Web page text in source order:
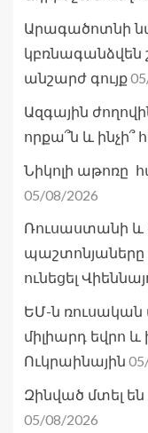
Արագածոտնի
կբռնագանձվեն
անշարժ գույք
Ազգային
որքա՞ն և ինչի՞
Նիկոլի աթոռը
05/08/2026
Ռուսաստանի և
ունեցել
ԵՄ-ն ռուսական
միլիարդ եվրո
Ուկրաինային
Զինված մտել են
05/08/2026